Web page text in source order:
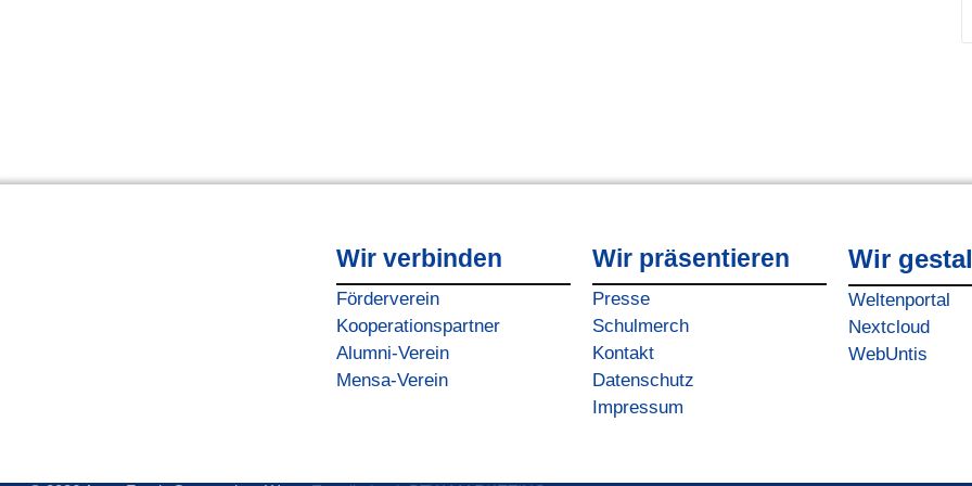
Wir verbinden
Förderverein
Kooperationspartner
Alumni-Verein
Mensa-Verein
Wir präsentieren
Presse
Schulmerch
Kontakt
Datenschutz
Impressum
Wir
Weltenportal
Nextcloud
WebUntis